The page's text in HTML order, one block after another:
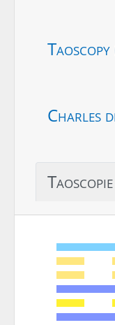
Charles
Taoscopie